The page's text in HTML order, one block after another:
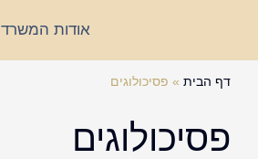
אודות המשרד
דף הבית » פסיכולוגים
פסיכולוגים